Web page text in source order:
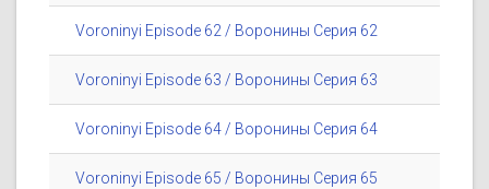
Voroninyi Episode 62 / Воронины Серия 62
Voroninyi Episode 63 / Воронины Серия 63
Voroninyi Episode 64 / Воронины Серия 64
Voroninyi Episode 65 / Воронины Серия 65